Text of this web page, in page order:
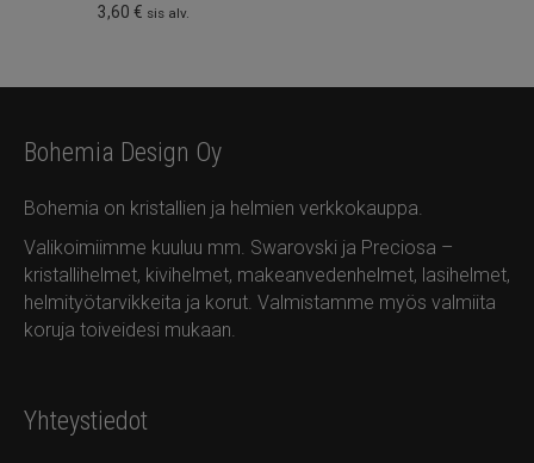
3,60€ sis alv.
Bohemia Design Oy
Bohemia on kristallien ja helmien verkkokauppa.
Valikoimiimme kuuluu mm. Swarovski ja Preciosa –
kristallihelmet, kivihelmet, makeanvedenhelmet, lasihelmet,
helmityötarvikkeita ja korut. Valmistamme myös valmiita
koruja toiveidesi mukaan.
Yhteystiedot